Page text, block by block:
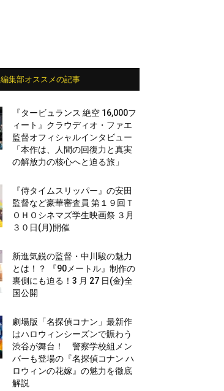
編集部オススメの記事
『タービュランス 絶空 16,000フ
ィート』クラウディオ・ファエ
監督オフィシャルインタビュー
「本作は、人間の回復力と真実
の解放力の核心へと迫る旅」
『侍タイムスリッパー』の安田
監督など豪華審査員 第１９回Ｔ
ＯＨＯシネマズ学生映画祭 ３月
３０日(月)開催
新進気鋭の監督・中川駿の魅力
とは！？ 『90メートル』制作の
裏側にも迫る！3 月 27 日(金)全
国公開
劇場版「名探偵コナン」最新作
はハロウィンシーズンで賑わう
渋谷が舞台！ 警察学校組メン
バーも登場の『名探偵コナン ハ
ロウィンの花嫁』の魅力を徹底
解説